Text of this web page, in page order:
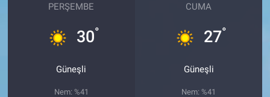
PERŞEMBE
30°
Güneşli
Nem: %41
CUMA
27°
Güneşli
Nem: %41